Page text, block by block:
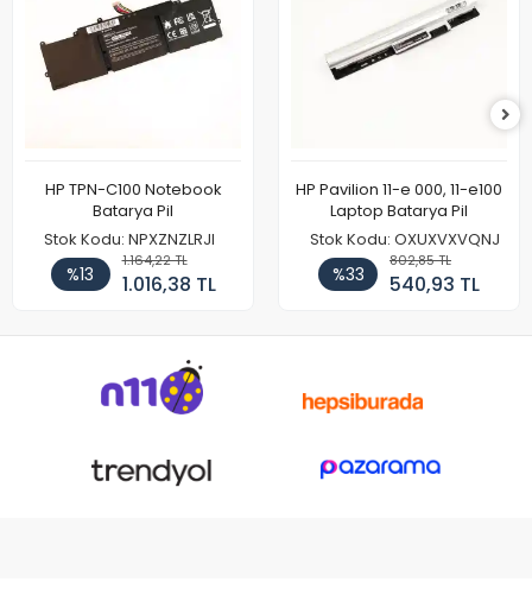
HP TPN-C100 Notebook
Batarya Pil
Stok Kodu: NPXZNZLRJI
%13
1.164,22 TL
1.016,38 TL
HP Pavilion 11-e 000, 11-e100
Laptop Batarya Pil
Stok Kodu: OXUXVXVQNJ
%33
802,85 TL
540,93 TL